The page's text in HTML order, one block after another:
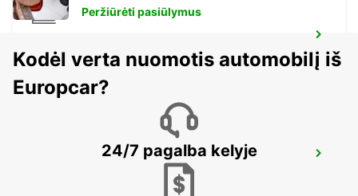
DUESSELDORF - GERMANY
DUSSELDORF CITY
DUESSELDORF - GERMANY
Peržiūrėti pasiūlymus
Kodėl verta nuomotis automobilį iš
Europcar?
24/7 pagalba kelyje